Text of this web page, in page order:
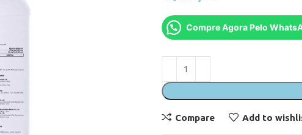
Compre Agora Pelo
Compare Add to